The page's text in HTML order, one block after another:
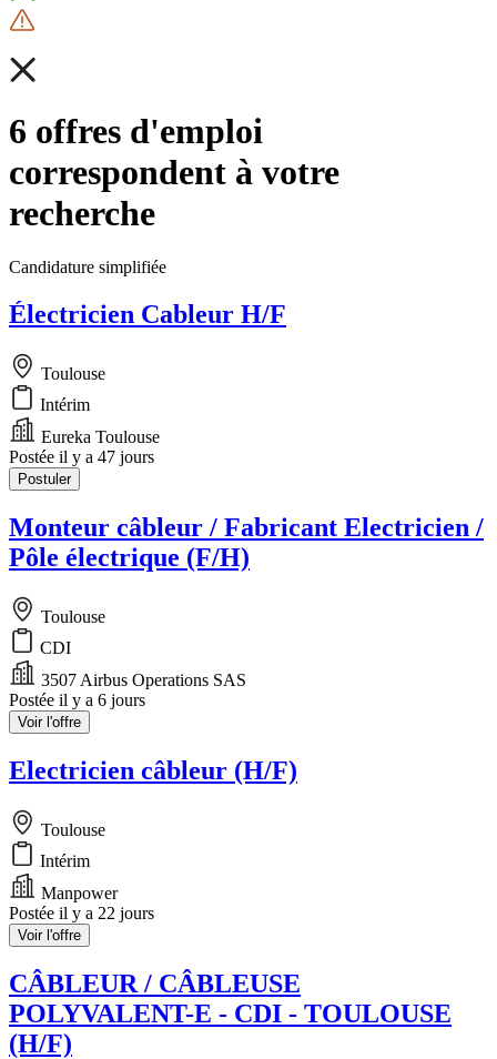
6 offres d'emploi
correspondent à votre
recherche
Candidature simplifiée
Électricien Cableur H/F
Toulouse
Intérim
Eureka Toulouse
Postée il y a 47 jours
Postuler
Monteur câbleur / Fabricant Electricien /
Pôle électrique (F/H)
Toulouse
CDI
3507 Airbus Operations SAS
Postée il y a 6 jours
Voir l'offre
Electricien câbleur (H/F)
Toulouse
Intérim
Manpower
Postée il y a 22 jours
Voir l'offre
CÂBLEUR / CÂBLEUSE
POLYVALENT-E - CDI - TOULOUSE
(H/F)